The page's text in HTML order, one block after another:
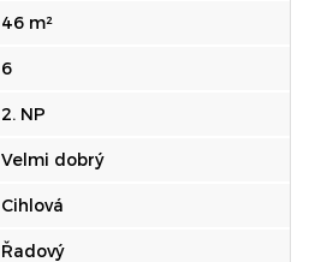
46 m²
6
2. NP
Velmi dobrý
Cihlová
Řadový